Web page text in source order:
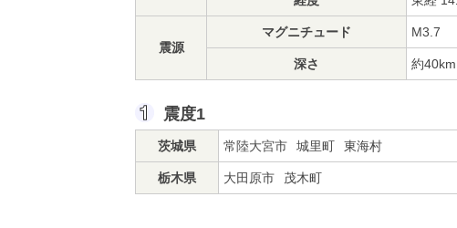
震源
マグニチュード M3.7
深さ 約40km
震度1
茨城県 常陸大宮市 城里町 東海村
栃木県 大田原市 茂木町